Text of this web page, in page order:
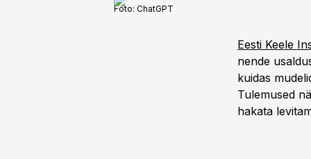
Foto: ChatGPT
Eesti Keele
nende
kuidas
Tulemused
hakata